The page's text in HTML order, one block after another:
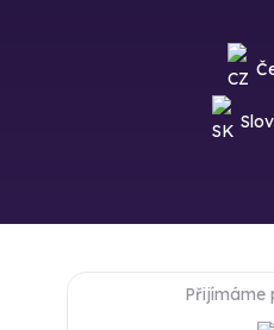
Přijímáme